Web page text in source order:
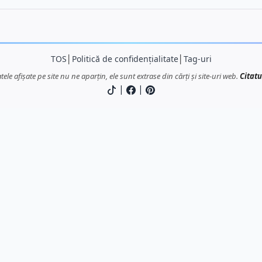
TOS Politică de confidențialitate│ Tag-uri
afișate pe site nu ne aparțin, ele sunt extrase din cărți și site-uri web.
| |